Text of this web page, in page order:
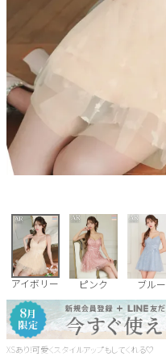
an
JENNNY
COMEX
Rechercher
Pleaser
浴衣
アイボリー ピンク ブルー
XSあり!可愛くスタイルアップもしてくれる♡